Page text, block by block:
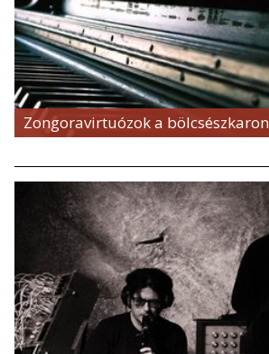
Zongoravirtuózok a bölcsészkaron